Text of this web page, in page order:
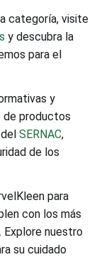
categoría, visite
y descubra la
para el
y
de productos
SERNAC,
de los
para
con los más
Explore nuestro
su cuidado